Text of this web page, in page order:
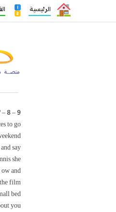
الرئيسية
– 8 – 9
to go
say
she
ow and
the film
bed
you